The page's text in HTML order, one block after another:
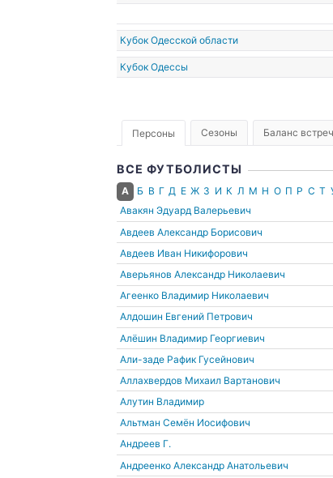
Кубок Одесской области
Кубок Одессы
Персоны Сезоны Баланс встреч
ВСЕ ФУТБОЛИСТЫ
А Б В Г Д Е Ж З И К Л М Н О П Р С Т
Авакян Эдуард Валерьевич
Авдеев Александр Борисович
Авдеев Иван Никифорович
Аверьянов Александр Николаевич
Агеенко Владимир Николаевич
Алдошин Евгений Петрович
Алёшин Владимир Георгиевич
Али-заде Рафик Гусейнович
Аллахвердов Михаил Вартанович
Алутин Владимир
Альтман Семён Иосифович
Андреев Г.
Андреенко Александр Анатольевич